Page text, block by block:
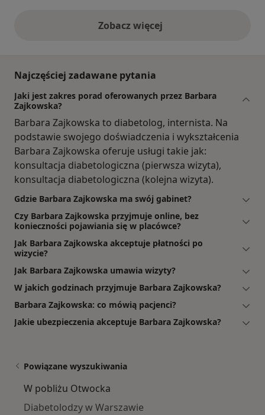
Zobacz więcejopinie powyżej
Najczęściej zadawane pytania
Jaki jest zakres porad oferowanych przez Barbara
Zajkowska?
Barbara Zajkowska to diabetolog, internista. Na
podstawie swojego doświadczenia i wykształcenia
Barbara Zajkowska oferuje usługi takie jak:
konsultacja diabetologiczna (pierwsza wizyta),
konsultacja diabetologiczna (kolejna wizyta).
Gdzie Barbara Zajkowska ma swój gabinet?
Czy Barbara Zajkowska przyjmuje online, bez
konieczności pojawiania się w placówce?
Jak Barbara Zajkowska akceptuje płatności po
wizycie?
Jak Barbara Zajkowska umawia wizyty?
W jakich godzinach przyjmuje Barbara Zajkowska?
Barbara Zajkowska: co mówią pacjenci?
Jakie ubezpieczenia akceptuje Barbara Zajkowska?
Powiązane wyszukiwania
W pobliżu Otwocka
Diabetolodzy w Warszawie